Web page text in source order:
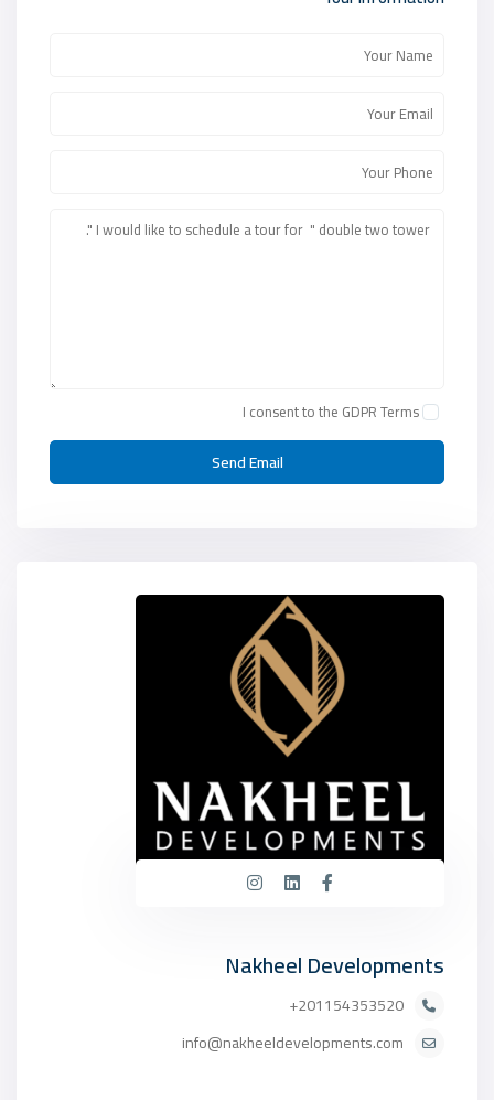
I consent to the GDPR Terms
Nakheel Developments
201154353520+
info@nakheeldevelopments.com